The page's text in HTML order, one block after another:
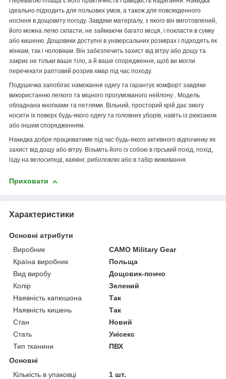
ідеально підходить для польових умов, а також для повсякденного
носіння в дощовиту погоду. Завдяки матеріалу, з якого він виготовлений,
його можна легко скласти, не займаючи багато місця, і покласти в сумку
або кишеню. Дощовики доступні в універсальних розмірах і підходять як
жінкам, так і чоловікам. Він забезпечить захист від вітру або дощу та
закриє не тільки ваше тіло, а й ваше спорядження, щоб ви могли
перечекати раптовий розрив хмар під час походу.
Подушечка запобігає намокання одягу та гарантує комфорт завдяки
використанню легкого та міцного прогумованого нейлону . Модель
обладнана кнопками та петлями. Вільний, просторий крій дає змогу
носити їх поверх будь-якого одягу та головних уборів, навіть із рюкзаком
або іншим спорядженням.
Накидка добре працюватиме під час будь-якого активного відпочинку як
захист від дощу або вітру. Візьміть його із собою в гірський похід, похід,
їзду на велосипеді, каякінг, риболовлю або в табір виживання.
Приховати
Характеристики
Основні атрибути
Виробник
CAMO Military Gear
Країна виробник
Польща
Вид виробу
Дощовик-пончо
Колір
Зелений
Наявність капюшона
Так
Наявність кишень
Так
Стан
Новий
Стать
Унісекс
Тип тканини
ПВХ
Основні
Кількість в упаковці
1 шт.